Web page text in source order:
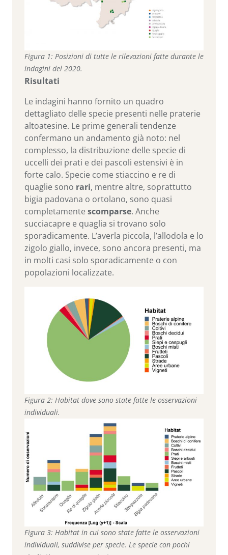
Figura 1: Posizioni di tutte le rilevazioni fatte durante le
indagini del 2020.
Risultati
Le indagini hanno fornito un quadro
dettagliato delle specie presenti nelle praterie
altoatesine. Le prime generali tendenze
confermano un andamento già noto: nel
complesso, la distribuzione delle specie di
uccelli dei prati e dei pascoli estensivi è in
forte calo. Specie come stiaccino e re di
quaglie sono rari, mentre altre, soprattutto
bigia padovana o ortolano, sono quasi
completamentescomparse. Anche
succiacapre e quaglia si trovano solo
sporadicamente. L’averla piccola, l’allodola e lo
zigolo giallo, invece, sono ancora presenti, ma
in molti casi solo sporadicamente o con
popolazioni localizzate.
Figura 2: Habitat dove sono state fatte le osservazioni
individuali.
Figura 3: Habitat in cui sono state fatte le osservazioni
individuali, suddivise per specie. Le specie con pochi